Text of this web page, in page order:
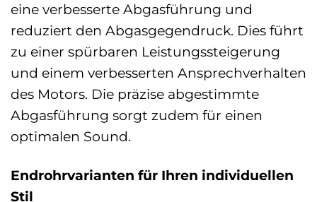
eine verbesserte Abgasführung und
reduziert den Abgasgegendruck. Dies führt
zu einer spürbaren Leistungssteigerung
und einem verbesserten Ansprechverhalten
des Motors. Die präzise abgestimmte
Abgasführung sorgt zudem für einen
optimalen Sound.
Endrohrvarianten für Ihren individuellen
Stil